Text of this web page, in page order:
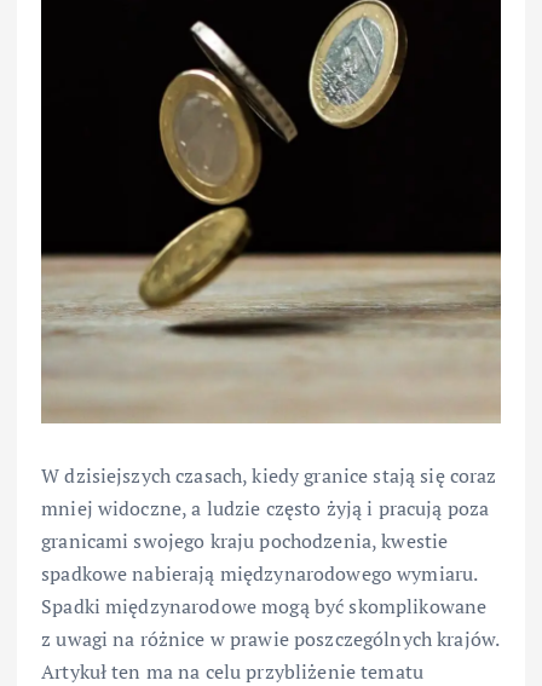
W dzisiejszych czasach, kiedy granice stają się coraz
mniej widoczne, a ludzie często żyją i pracują poza
granicami swojego kraju pochodzenia, kwestie
spadkowe nabierają międzynarodowego wymiaru.
Spadki międzynarodowe mogą być skomplikowane
z uwagi na różnice w prawie poszczególnych krajów.
Artykuł ten ma na celu przybliżenie tematu